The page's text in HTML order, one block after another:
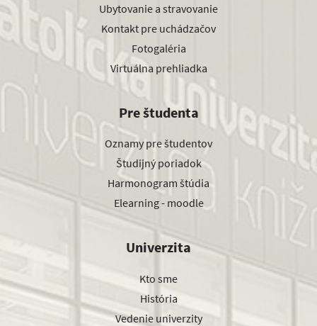
Ubytovanie a stravovanie
Kontakt pre uchádzačov
Fotogaléria
Virtuálna prehliadka
Pre študenta
Oznamy pre študentov
Študijný poriadok
Harmonogram štúdia
Elearning - moodle
Univerzita
Kto sme
História
Vedenie univerzity